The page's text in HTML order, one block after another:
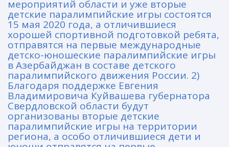
мероприятий области и уже вторые
детские паралимпийские игры состоятся
15 мая 2020 года, а отличившиеся
хорошей спортивной подготовкой ребята,
отправятся на первые международные
детско-юношеские паралимпийские игры
в Азербайджан в составе детского
паралимпийского движения России. 2)
Благодаря поддержке Евгения
Владимировича Куйвашева губернатора
Свердловской области будут
организованы вторые детские
паралимпийские игры на территории
региона, а особо отличившиеся дети и